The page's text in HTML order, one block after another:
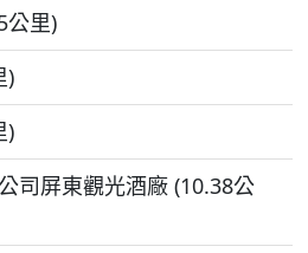
公里)
)
)
司屏東觀光酒廠 (10.38公